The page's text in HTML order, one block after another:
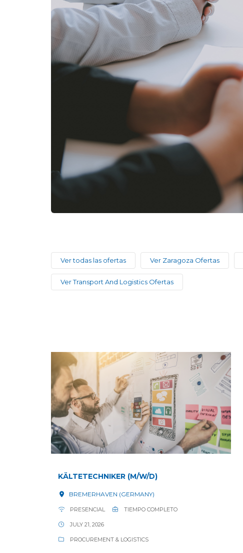
Ver todas las ofertas Ver Zaragoza Ofertas
Ver Transport And Logistics Ofertas
KÄLTETECHNIKER (M/W/D)
BREMERHAVEN (GERMANY)
PRESENCIAL TIEMPO COMPLETO
JULY 21, 2026
PROCUREMENT & LOGISTICS